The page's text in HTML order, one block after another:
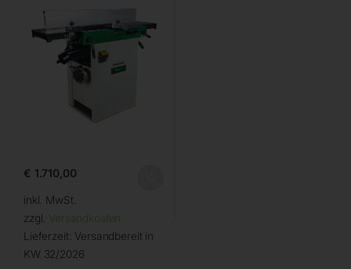
€ 1.710,00
inkl. MwSt.
zzgl. Versandkosten
Lieferzeit: Versandbereit in
KW 32/2026